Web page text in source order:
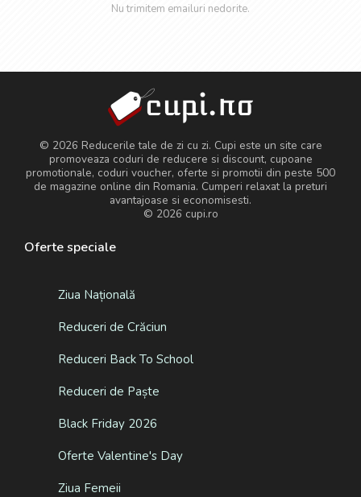
Nu trimitem emailuri nedorite.
© 2026 Reducerile tale de zi cu zi. Cupi este un site care
promoveaza coduri de reducere si discount, cupoane
promotionale, coduri voucher, oferte si promotii din peste 500
de magazine online din Romania. Cumperi relaxat la preturi
avantajoase si economisesti.
© 2026 cupi.ro
Oferte speciale
Ziua Națională
Reduceri de Crăciun
Reduceri Back To School
Reduceri de Paște
Black Friday 2026
Oferte Valentine's Day
Ziua Femeii